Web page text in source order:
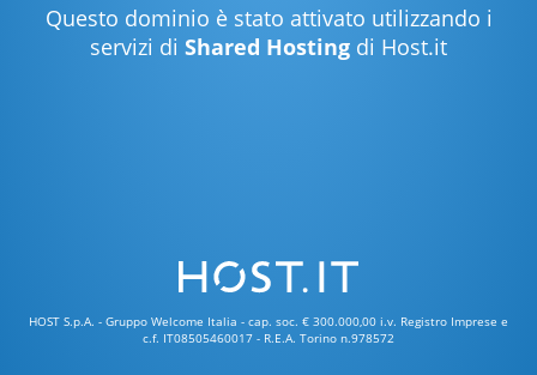
Questo dominio è stato attivato utilizzando i
servizi di Shared Hosting di Host.it
HOST S.p.A. - Gruppo Welcome Italia - cap. soc. € 300.000,00 i.v. Registro Imprese e
c.f. IT08505460017 - R.E.A. Torino n.978572